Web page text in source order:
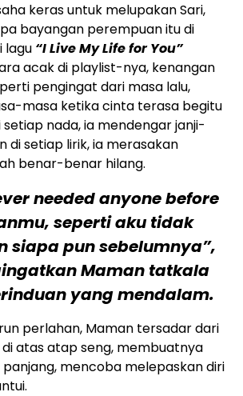
keras untuk melupakan Sari,
bayangan perempuan itu di
lagu “I Live My Life for You”
acak di playlist-nya, kenangan
pengingat dari masa lalu,
masa ketika cinta terasa begitu
nada, ia mendengar janji-
di setiap lirik, ia merasakan
benar-benar hilang.
needed anyone before
seperti aku tidak
siapa pun sebelumnya”,
Maman tatkala
yang mendalam.
perlahan, Maman tersadar dari
atas atap seng, membuatnya
mencoba melepaskan diri